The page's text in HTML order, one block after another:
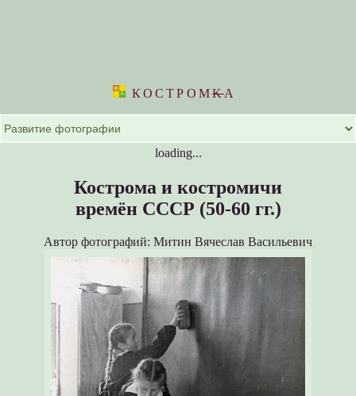
КОСТРОМKА
loading...
Кострома и костромичи
времён СССР (50-60 гг.)
Автор фотографий: Митин Вячеслав Васильевич